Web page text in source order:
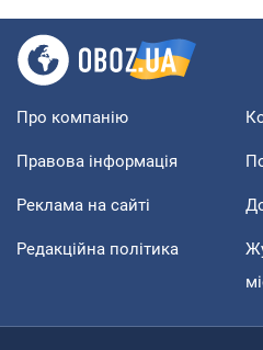
Про компанію
Правова інформація
Реклама на сайті
Редакційна політика